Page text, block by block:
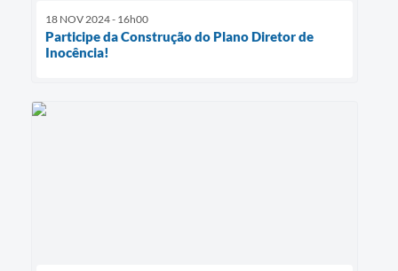
18 NOV 2024 - 16h00
Participe da Construção do Plano Diretor de
Inocência!